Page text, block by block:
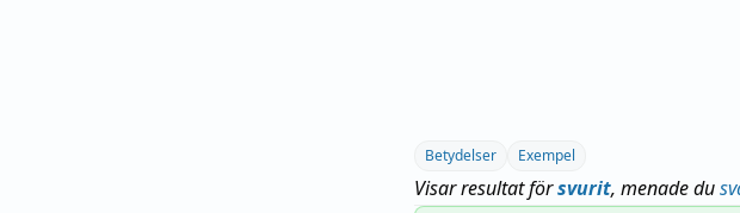
Betydelser Exempel
Visar resultat försvurit, menade du